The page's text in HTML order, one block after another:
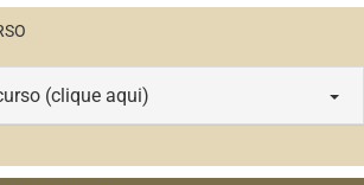
(clique aqui)